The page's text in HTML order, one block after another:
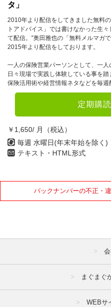
タ」
2010年より配信をしてきました無料
トアドバイス」では書けなかった生
て配信。"奥田雅也の「無料メルマガ
2015年より配信をしております。
一人の保険営業パーソンとして、一人
日々現場で実践し体験している事を
保険活用術や経営情報ネタなどを毎週
定期購
￥1,650/ 月（税込）
毎週 水曜日(年末年始を除く)
テキスト・HTML形式
バックナンバーの不正・
まぐまぐ
WEBサ